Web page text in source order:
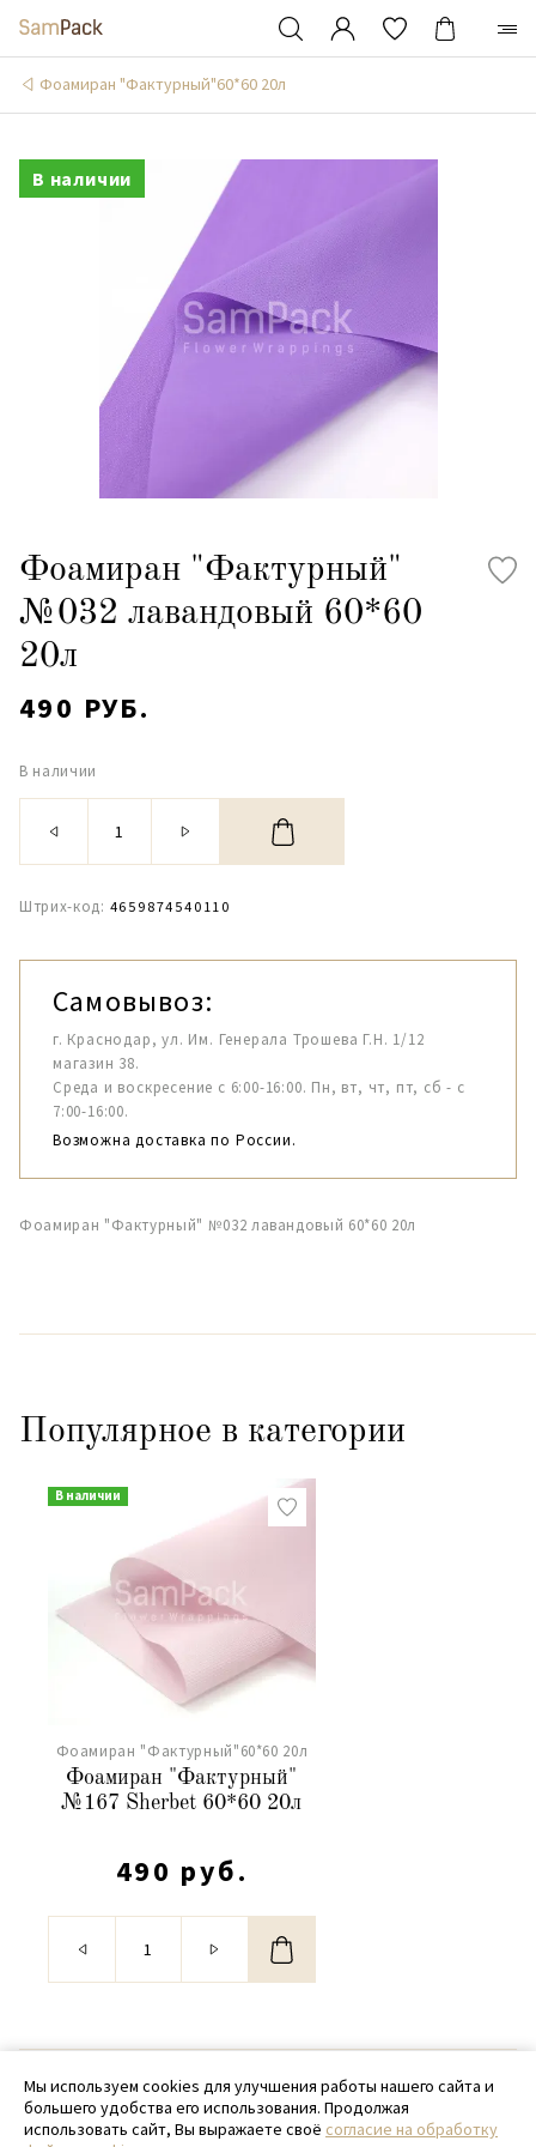
Фоамиран "Фактурный"60*60 20л
В наличии
Фоамиран "Фактурный"
№032 лавандовый 60*60
20л
490 РУБ.
В наличии
Штрих-код: 4659874540110
Самовывоз:
г. Краснодар, ул. Им. Генерала Трошева Г.Н. 1/12
магазин 38.
Среда и воскресение с 6:00-16:00. Пн, вт, чт, пт, сб - с
7:00-16:00.
Возможна доставка по России.
Фоамиран "Фактурный" №032 лавандовый 60*60 20л
Популярное в категории
В наличии
Фоамиран "Фактурный"60*60 20л
Фоамиран "Фактурный"
№167 Sherbet 60*60 20л
490 руб.
© 2020 - 2026 SamPack
+ 7 (918) 699-97-87
Мы используем cookies для улучшения работы нашего сайта и
большего удобства его использования. Продолжая
использовать сайт, Вы выражаете своё согласие на обработку